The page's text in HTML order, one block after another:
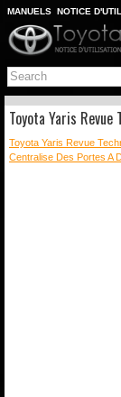
MANUELS NOTICE
PLAN DU SITE
CHERCHER
Toyota Yaris Revue
Toyota Yaris Revue
Centralise Des Portes A